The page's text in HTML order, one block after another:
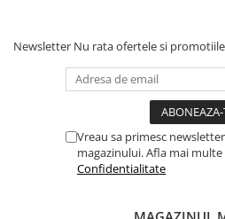
Newsletter Nu rata ofertele si
Vreau sa primesc
magazinului. Afla mai multe
Confidentialitate